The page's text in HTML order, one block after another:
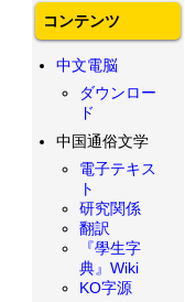
コンテンツ
中文電脳
ダウンロー
ド
中国通俗文学
電子テキス
ト
研究関係
翻訳
『學生字
典』Wiki
KO字源